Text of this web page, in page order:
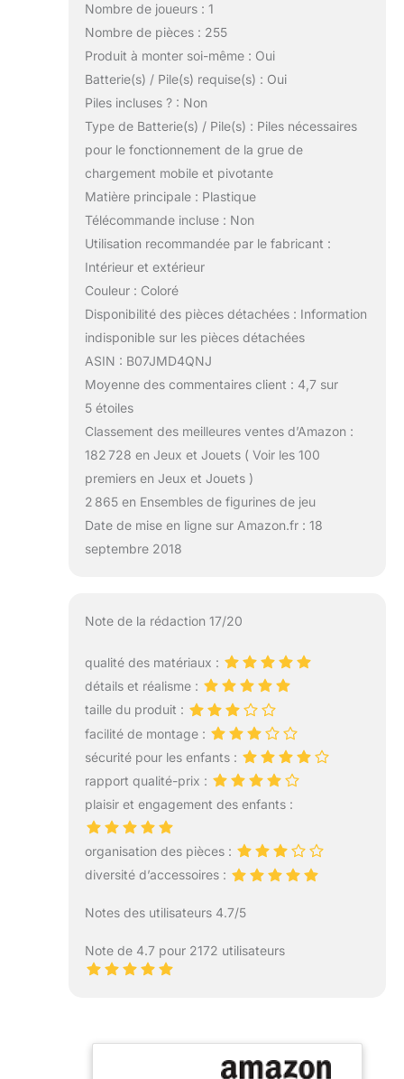
Nombre de joueurs : 1
Nombre de pièces : 255
Produit à monter soi-même : Oui
Batterie(s) / Pile(s) requise(s) : Oui
Piles incluses ? : Non
Type de Batterie(s) / Pile(s) : Piles nécessaires
pour le fonctionnement de la grue de
chargement mobile et pivotante
Matière principale : Plastique
Télécommande incluse : Non
Utilisation recommandée par le fabricant :
Intérieur et extérieur
Couleur : Coloré
Disponibilité des pièces détachées : Information
indisponible sur les pièces détachées
ASIN : B07JMD4QNJ
Moyenne des commentaires client : 4,7 sur
5 étoiles
Classement des meilleures ventes d’Amazon :
182 728 en Jeux et Jouets ( Voir les 100
premiers en Jeux et Jouets )
2 865 en Ensembles de figurines de jeu
Date de mise en ligne sur Amazon.fr : 18
septembre 2018
Note de la rédaction 17/20
qualité des matériaux :
détails et réalisme :
taille du produit :
facilité de montage :
sécurité pour les enfants :
rapport qualité-prix :
plaisir et engagement des enfants :
organisation des pièces :
diversité d’accessoires :
Notes des utilisateurs 4.7/5
Note de 4.7 pour 2172 utilisateurs